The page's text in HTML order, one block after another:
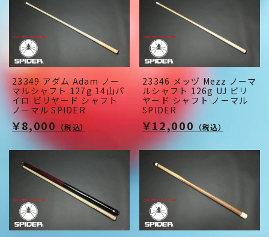
23349 アダム Adam ノー
マルシャフト 127g 14山パ
イロ ビリヤード シャフト
ノーマル SPIDER
￥8,000 （税込）
23346 メッヅ Mezz ノーマ
ルシャフト 126g UJ ビリ
ヤード シャフト ノーマル
SPIDER
￥12,000 （税込）